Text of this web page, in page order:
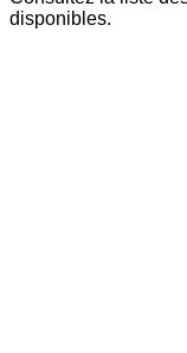
disponibles.